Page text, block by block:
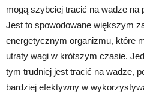
mogą szybciej tracić na wadze na
Jest to spowodowane większym
energetycznym organizmu, które
utraty wagi w krótszym czasie.
tym trudniej jest tracić na wadze,
bardziej efektywny w